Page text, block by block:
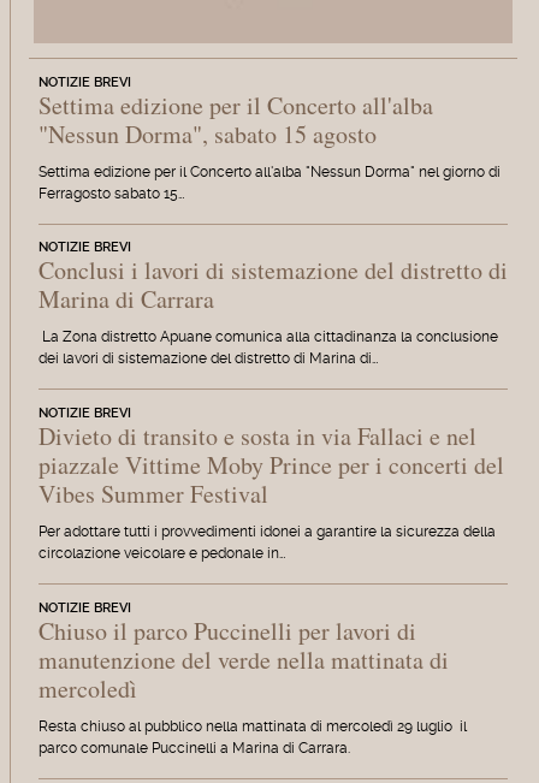
NOTIZIE BREVI
Settima edizione per il Concerto all'alba
"Nessun Dorma", sabato 15 agosto
Settima edizione per il Concerto all'alba "Nessun Dorma" nel giorno di
Ferragosto sabato 15…
NOTIZIE BREVI
Conclusi i lavori di sistemazione del distretto di
Marina di Carrara
La Zona distretto Apuane comunica alla cittadinanza la conclusione
dei lavori di sistemazione del distretto di Marina di…
NOTIZIE BREVI
Divieto di transito e sosta in via Fallaci e nel
piazzale Vittime Moby Prince per i concerti del
Vibes Summer Festival
Per adottare tutti i provvedimenti idonei a garantire la sicurezza della
circolazione veicolare e pedonale in…
NOTIZIE BREVI
Chiuso il parco Puccinelli per lavori di
manutenzione del verde nella mattinata di
mercoledì
Resta chiuso al pubblico nella mattinata di mercoledì 29 luglio il
parco comunale Puccinelli a Marina di Carrara.